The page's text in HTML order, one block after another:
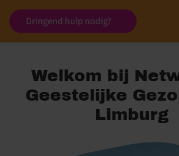
Dringend hulp nodig?
Welkom bij
Geestelijke
Limburg